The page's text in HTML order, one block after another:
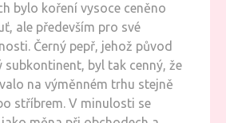
bylo koření vysoce ceněno
ale především pro své
Černý pepř, jehož původ
subkontinent, byl tak cenný, že
na výměnném trhu stejně
stříbrem. V minulosti se